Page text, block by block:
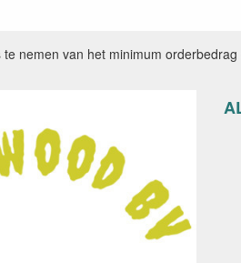
nemen van het minimum